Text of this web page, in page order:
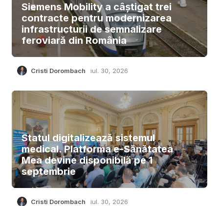
Siemens Mobility a câștigat trei
contracte pentru modernizarea
infrastructurii de semnalizare
feroviară din România
Cristi Dorombach iul. 30, 2026
Statul digitalizează sistemul
medical. Platforma e-Sănătatea
Mea devine disponibilă pe 1
septembrie
Cristi Dorombach iul. 30, 2026